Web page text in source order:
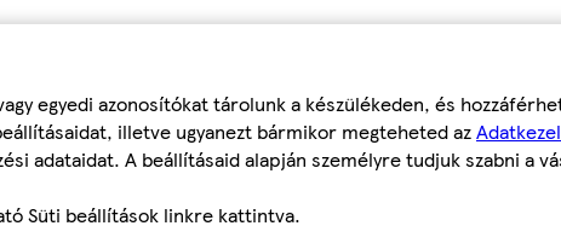
egyedi azonosítókat tárolunk a készülékeden, és
illetve ugyanezt bármikor megteheted az
adataidat. A beállításaid alapján személyre tudjuk szabni a
Süti beállítások linkre kattintva.